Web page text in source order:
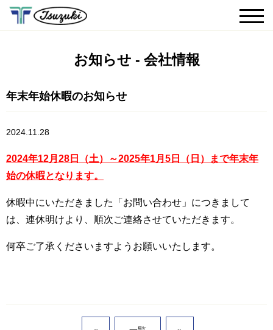
お知らせ - 会社情報
年末年始休暇のお知らせ
2024.11.28
2024年12月28日（土）～2025年1月5日（日）まで年末年
始の休暇となります。
休暇中にいただきました「お問い合わせ」につきまして
は、連休明けより、順次ご連絡させていただきます。
何卒ご了承くださいますようお願いいたします。